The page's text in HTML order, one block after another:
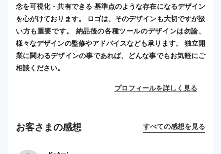
念を可視化・共有できる 基準点のような存在になるデザイン
を心がけております。 ロゴは、そのデザインも大切ですが扱
い方も重要です。 納品後の各種ツールのデザインは勿論、
様々なデザインの監修やアドバイスなども承ります。 独立開
業に関わるデザインの事であれば、どんな事でもお気軽にご
相談ください。
プロフィールを詳しく見る
お客さまの感想 すべての感想を見る